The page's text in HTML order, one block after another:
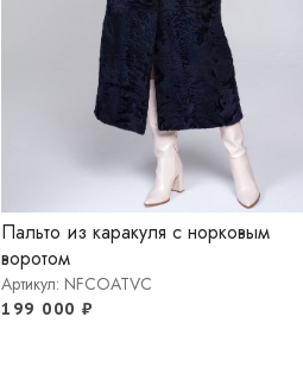
Пальто из каракуля с норковым
воротом
Артикул: NFCOATVC
199 000 ₽